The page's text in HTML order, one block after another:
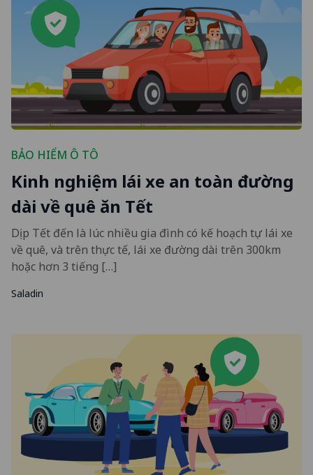
BẢO HIỂM Ô TÔ
Kinh nghiệm lái xe an toàn đường
dài về quê ăn Tết
Dịp Tết đến là lúc nhiều gia đình có kế hoạch tự lái xe
về quê, và trên thực tế, lái xe đường dài trên 300km
hoặc hơn 3 tiếng […]
Saladin